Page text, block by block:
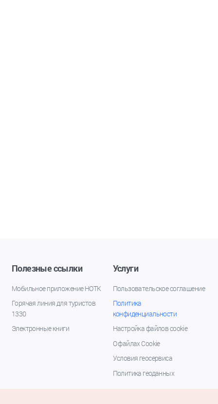
Полезные ссылки
Мобильное приложение НОТК
Горячая линия для туристов
1330
Электронные книги
Услуги
Пользовательское соглашение
Политика
конфиденциальности
Настройка файлов cookie
О файлах Cookie
Условия геосервиса
Политика геоданных